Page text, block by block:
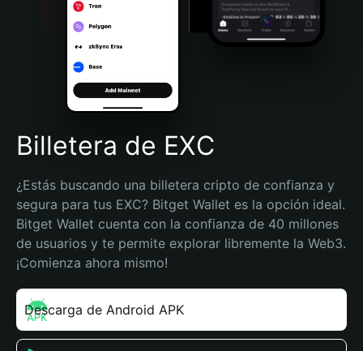
Português (Brasil)
Español (Argentina)
Billetera de EXC
¿Estás buscando una billetera cripto de confianza y
segura para tus EXC? Bitget Wallet es la opción ideal.
Bitget Wallet cuenta con la confianza de 40 millones
de usuarios y te permite explorar libremente la Web3.
¡Comienza ahora mismo!
Descarga de Android APK